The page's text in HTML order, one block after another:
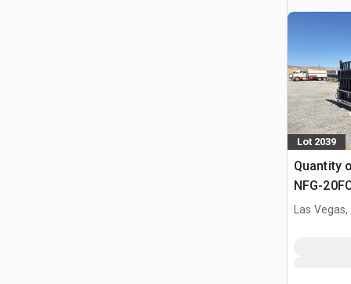
Lot 2039
Quantity
NFG-
Poort
Las Vegas,